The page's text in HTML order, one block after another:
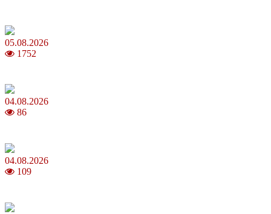
05.08.2026
1752
04.08.2026
86
04.08.2026
109